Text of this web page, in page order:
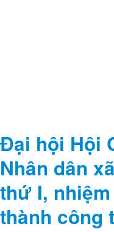
Đại hội Hội
Nhân dân
thứ I, nhiệm
thành công